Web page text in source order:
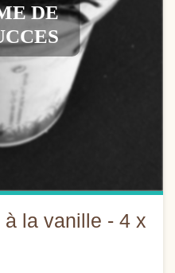
DE
la vanille - 4 x